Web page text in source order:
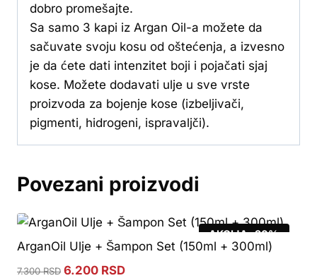
dobro promešajte.
Sa samo 3 kapi iz Argan Oil-a možete da
sačuvate svoju kosu od oštećenja, a izvesno
je da ćete dati intenzitet boji i pojačati sjaj
kose. Možete dodavati ulje u sve vrste
proizvoda za bojenje kose (izbeljivači,
pigmenti, hidrogeni, ispravaljči).
Povezani proizvodi
AKCIJA -20%
ArganOil Ulje + Šampon Set (150ml + 300ml)
7.300RSD Original
6.200 RSDCurrent